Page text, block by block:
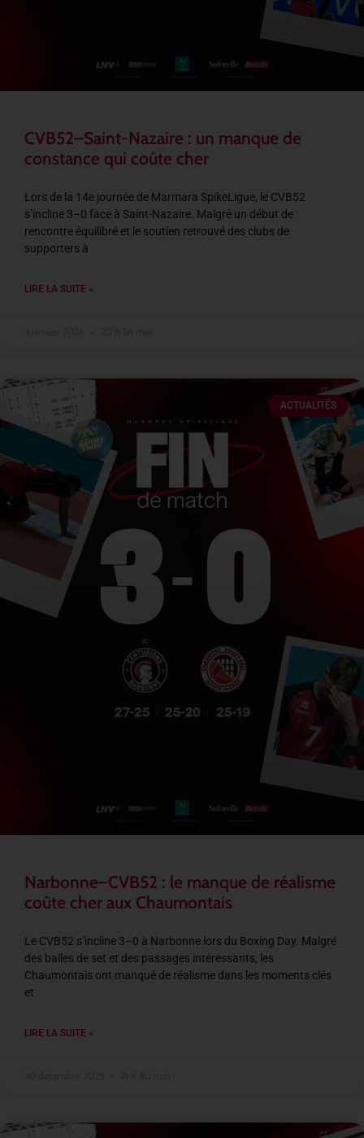
CVB52–Saint-Nazaire : un manque de
constance qui coûte cher
Lors de la 14e journée de Marmara SpikeLigue, le CVB52
s’incline 3–0 face à Saint-Nazaire. Malgré un début de
rencontre équilibré et le soutien retrouvé des clubs de
supporters à
LIRE LA SUITE »
ACTUALITÉS
Narbonne–CVB52 : le manque de réalisme
coûte cher aux Chaumontais
Le CVB52 s’incline 3–0 à Narbonne lors du Boxing Day. Malgré
des balles de set et des passages intéressants, les
Chaumontais ont manqué de réalisme dans les moments clés
et
LIRE LA SUITE »